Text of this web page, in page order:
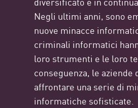
Negli ultimi anni, sono
nuove minacce
criminali informatici
loro strumenti e le loro
conseguenza, le aziende
affrontare una serie di
informatiche sofisticate.